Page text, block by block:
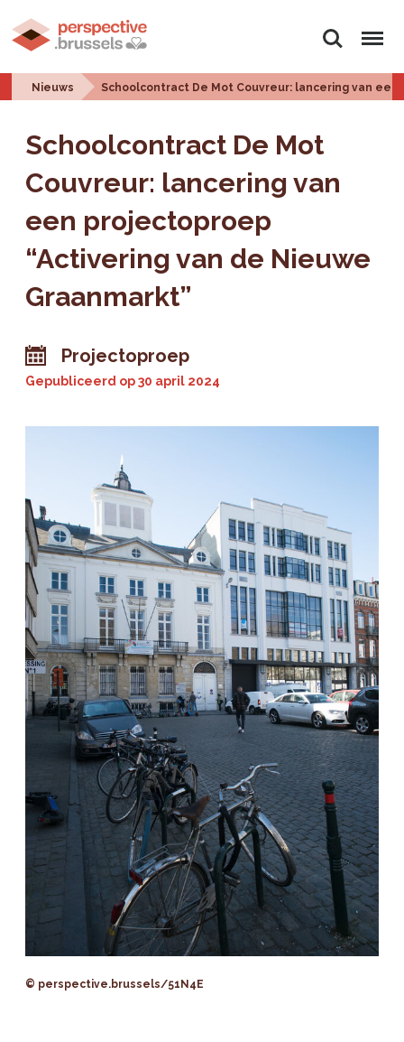
Zoeken Menu
Nieuws Schoolcontract De Mot Couvreur: lancering van
Schoolcontract De Mot
Couvreur: lancering van
een projectoproep
“Activering van de Nieuwe
Graanmarkt”
Projectoproep
Gepubliceerd op30 april 2024
© perspective.brussels/51N4E